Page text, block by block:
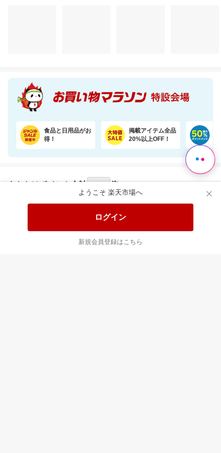
ようこそ 楽天市場へ
ログイン
新規会員登録はこちら
食品と日用品がお
得！
掲載アイテム全品
20%以上OFF！
あなたはポイント 合計 倍